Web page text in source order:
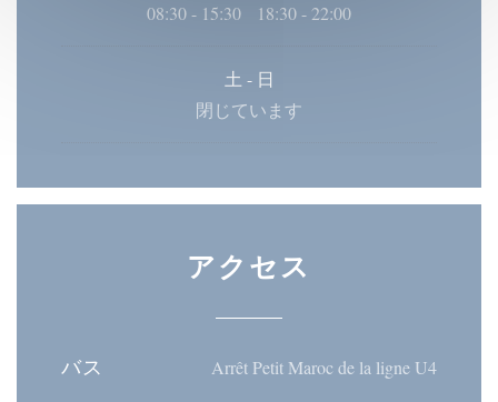
08:30 - 15:30
18:30 - 22:00
土 - 日
閉じています
アクセス
バス Arrêt Petit Maroc de la ligne U4